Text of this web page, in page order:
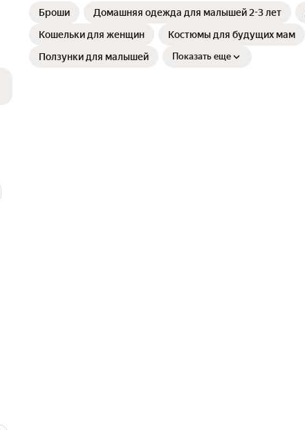
Броши Домашняя одежда для малышей 2-3 лет
Кошельки для женщин
Костюмы для будущих мам
Ползунки для малышей
Показать еще